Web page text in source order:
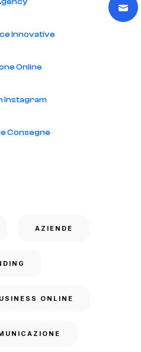
Innovative
Online
Instagram
Consegne
AZIENDE
ONLINE